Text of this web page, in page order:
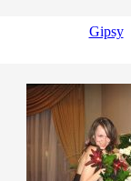
Gipsy